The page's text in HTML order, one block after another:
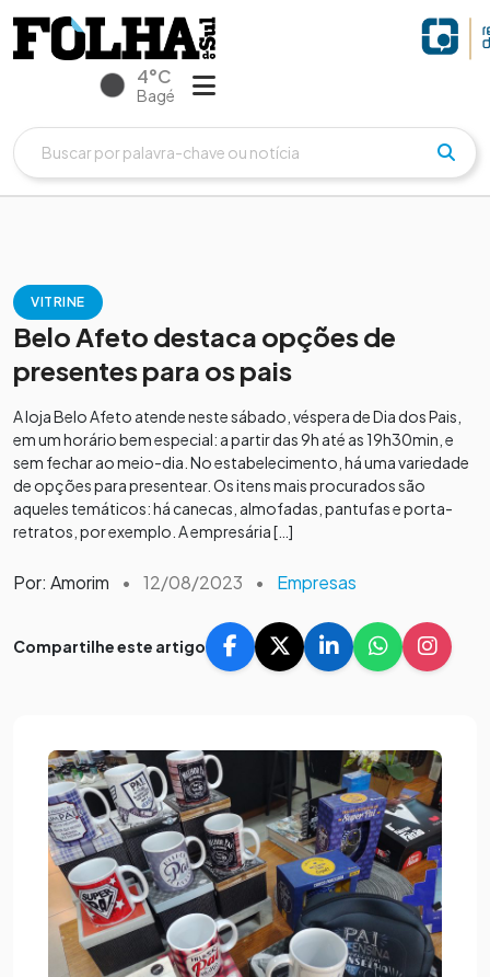
4°C
Bagé
VITRINE
Belo Afeto destaca opções de
presentes para os pais
A loja Belo Afeto atende neste sábado, véspera de Dia dos Pais,
em um horário bem especial: a partir das 9h até as 19h30min, e
sem fechar ao meio-dia. No estabelecimento, há uma variedade
de opções para presentear. Os itens mais procurados são
aqueles temáticos: há canecas, almofadas, pantufas e porta-
retratos, por exemplo. A empresária […]
Por: Amorim • 12/08/2023 • Empresas
Compartilhe este artigo